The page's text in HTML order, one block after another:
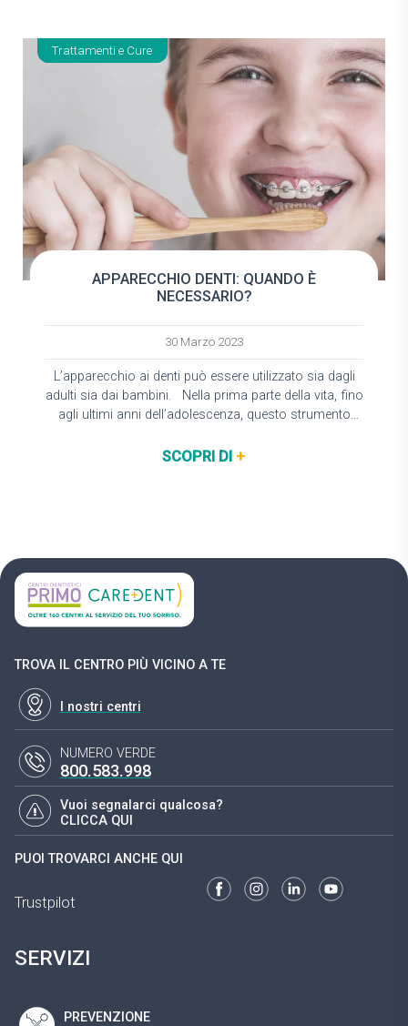
Trattamenti e Cure
APPARECCHIO DENTI: QUANDO È
NECESSARIO?
30 Marzo 2023
L’apparecchio ai denti può essere utilizzato sia dagli
adulti sia dai bambini. Nella prima parte della vita, fino
agli ultimi anni dell’adolescenza, questo strumento
SCOPRI DI +
TROVA IL CENTRO PIÙ VICINO A TE
I nostri centri
NUMERO VERDE
800.583.998
Vuoi segnalarci qualcosa?
CLICCA QUI
PUOI TROVARCI ANCHE QUI
Trustpilot
SERVIZI
PREVENZIONE